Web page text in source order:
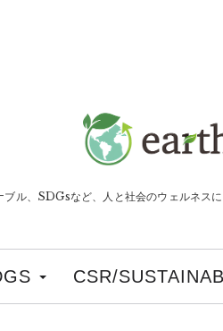
ブル、SDGsなど、人と社会のウェルネス
CSR/